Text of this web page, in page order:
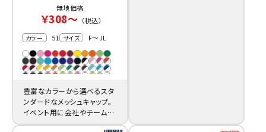
無地価格
￥308～ （税込）
カラー 51 サイズ F～JL
豊富なカラーから選べるスタ
ンダードなメッシュキャップ。
イベント用に会社やチームの